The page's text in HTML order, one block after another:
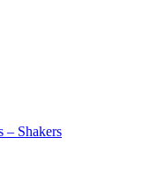
– Shakers